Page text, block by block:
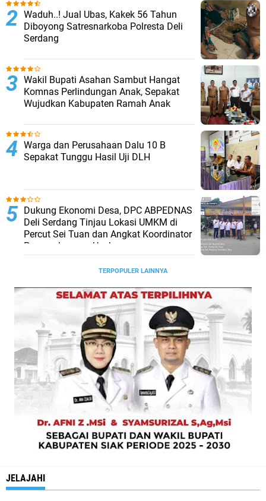
Waduh..! Jual Ubas, Kakek 56 Tahun
Diboyong Satresnarkoba Polresta Deli
Serdang
Wakil Bupati Asahan Sambut Hangat
Komnas Perlindungan Anak, Sepakat
Wujudkan Kabupaten Ramah Anak
Warga dan Perusahaan Dalu 10 B
Sepakat Tunggu Hasil Uji DLH
Dukung Ekonomi Desa, DPC ABPEDNAS
Deli Serdang Tinjau Lokasi UMKM di
Percut Sei Tuan dan Angkat Koordinator
Pengembangan Usaha
TERPOPULER LAINNYA
JELAJAHI